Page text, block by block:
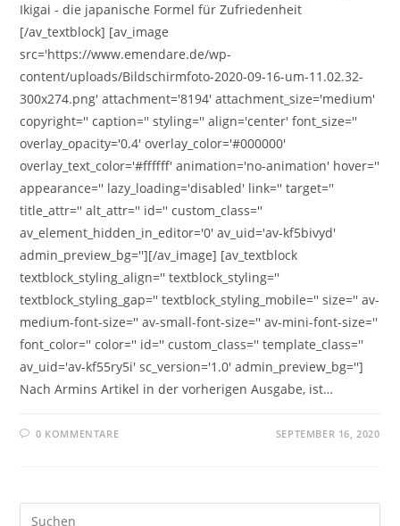
Ikigai - die japanische Formel für Zufriedenheit
[/av_textblock] [av_image
src='https://www.emendare.de/wp-
content/uploads/Bildschirmfoto-2020-09-16-um-11.02.32-
300x274.png' attachment='8194' attachment_size='medium'
copyright='' caption='' styling='' align='center' font_size=''
overlay_opacity='0.4' overlay_color='#000000'
overlay_text_color='#ffffff' animation='no-animation' hover=''
appearance='' lazy_loading='disabled' link='' target=''
title_attr='' alt_attr='' id='' custom_class=''
av_element_hidden_in_editor='0' av_uid='av-kf5bivyd'
admin_preview_bg=''][/av_image] [av_textblock
textblock_styling_align='' textblock_styling=''
textblock_styling_gap='' textblock_styling_mobile='' size='' av-
medium-font-size='' av-small-font-size='' av-mini-font-size=''
font_color='' color='' id='' custom_class='' template_class=''
av_uid='av-kf55ry5i' sc_version='1.0' admin_preview_bg='']
Nach Armins Artikel in der vorherigen Ausgabe, ist…
0 KOMMENTARE SEPTEMBER 16, 2020